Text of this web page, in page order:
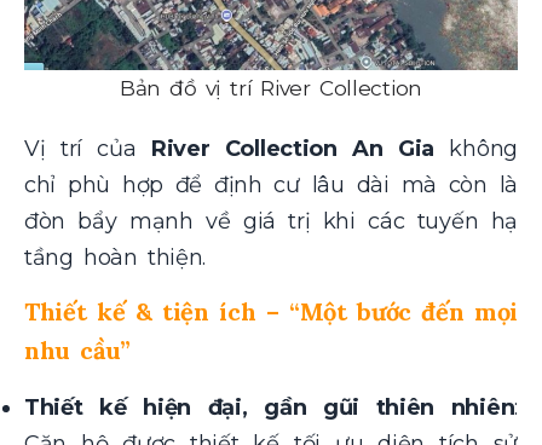
Bản đồ vị trí River Collection
Vị trí của River Collection An Gia không
chỉ phù hợp để định cư lâu dài mà còn là
đòn bẩy mạnh về giá trị khi các tuyến hạ
tầng hoàn thiện.
Thiết kế & tiện ích – “Một bước đến mọi
nhu cầu”
Thiết kế hiện đại, gần gũi thiên nhiên: